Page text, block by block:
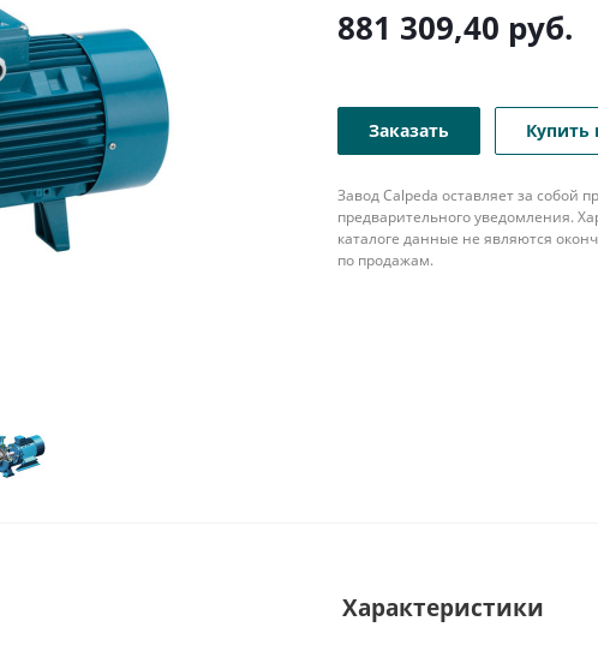
881 309,40 руб.
Заказать Купить
Завод Calpeda оставляет за собой
предварительного уведомления.
каталоге данные не являются
по продажам.
Характеристики